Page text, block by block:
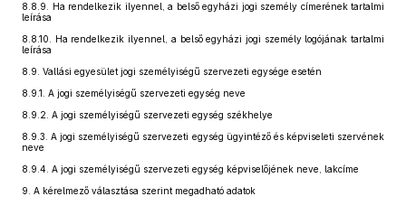
8.8.9.
Ha rendelkezik ilyennel, a belső egyházi jogi személy címerének tartalmi
leírása
8.8.10.
Ha rendelkezik ilyennel, a belső egyházi jogi személy logójának tartalmi
leírása
8.9. Vallási egyesület jogi személyiségű szervezeti egysége esetén
8.9.1. A jogi személyiségű szervezeti egység neve
8.9.2. A jogi személyiségű szervezeti egység székhelye
8.9.3. A jogi személyiségű szervezeti egység ügyintéző és képviseleti szervének
neve
8.9.4. A jogi személyiségű szervezeti egység képviselőjének neve, lakcíme
9. A kérelmező választása szerint megadható adatok